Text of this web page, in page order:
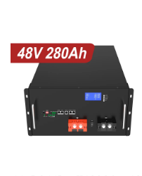
автономних сонячних
систем, резервного
електропостачання для
побутових потреб